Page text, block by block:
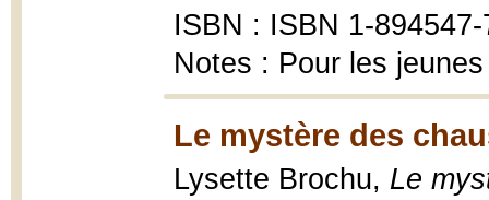
ISBN : ISBN 1-
Notes : Pour les
Le mystère des
Lysette Brochu, Le